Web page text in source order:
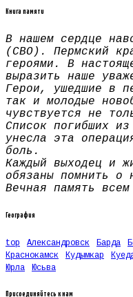
Книга памяти
В нашем сердце
(СВО). Пермский
героями. В
выразить наше
Герои, ушедшие в
так и молодые
чувствуется не
Список погибших
унесла эта
боль.
Каждый выходец и
обязаны помнить о
Вечная память
География
top Александровск Барда
Краснокамск
Кудымкар
Юрла
Юсьва
Присоединяйтесь к нам